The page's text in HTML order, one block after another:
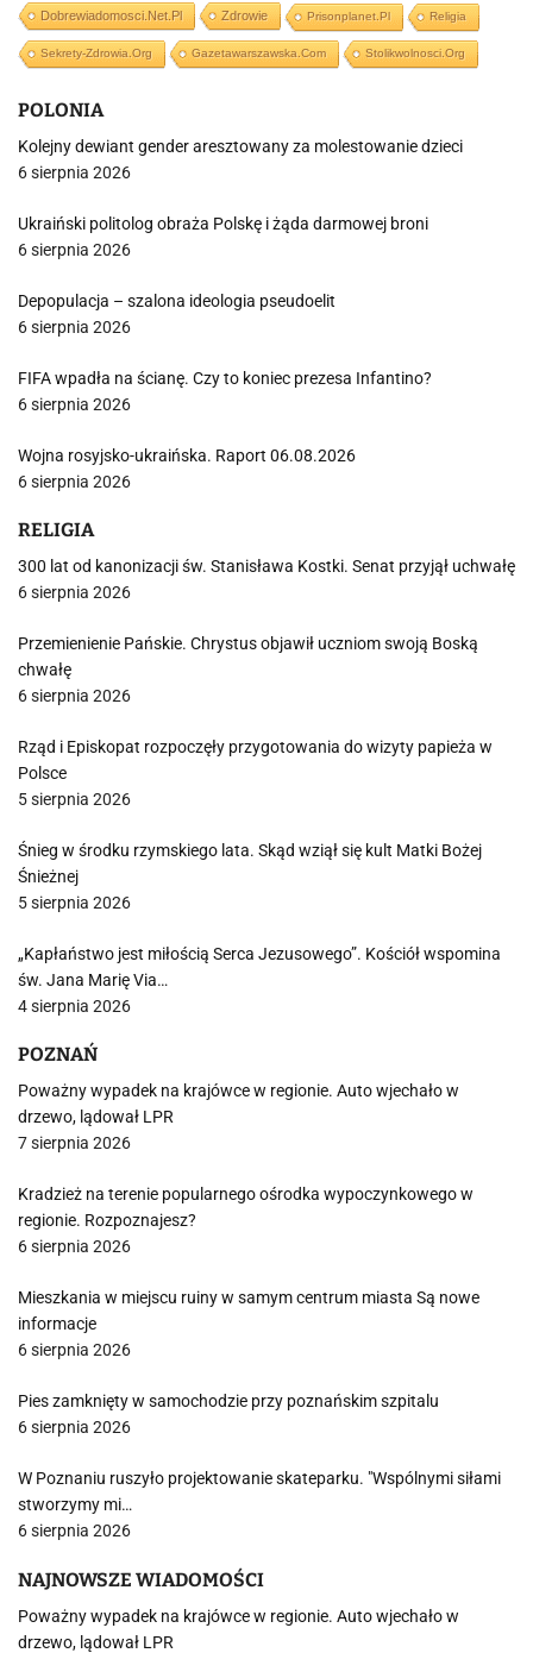
Dobrewiadomosci.net.pl Zdrowie Prisonplanet.pl Religia
Sekrety-Zdrowia.org Gazetawarszawska.com Stolikwolnosci.org
POLONIA
Kolejny dewiant gender aresztowany za molestowanie dzieci
6 sierpnia 2026
Ukraiński politolog obraża Polskę i żąda darmowej broni
6 sierpnia 2026
Depopulacja – szalona ideologia pseudoelit
6 sierpnia 2026
FIFA wpadła na ścianę. Czy to koniec prezesa Infantino?
6 sierpnia 2026
Wojna rosyjsko-ukraińska. Raport 06.08.2026
6 sierpnia 2026
RELIGIA
300 lat od kanonizacji św. Stanisława Kostki. Senat przyjął uchwałę
6 sierpnia 2026
Przemienienie Pańskie. Chrystus objawił uczniom swoją Boską
chwałę
6 sierpnia 2026
Rząd i Episkopat rozpoczęły przygotowania do wizyty papieża w
Polsce
5 sierpnia 2026
Śnieg w środku rzymskiego lata. Skąd wziął się kult Matki Bożej
Śnieżnej
5 sierpnia 2026
„Kapłaństwo jest miłością Serca Jezusowego”. Kościół wspomina
św. Jana Marię Via…
4 sierpnia 2026
POZNAŃ
Poważny wypadek na krajówce w regionie. Auto wjechało w
drzewo, lądował LPR
7 sierpnia 2026
Kradzież na terenie popularnego ośrodka wypoczynkowego w
regionie. Rozpoznajesz?
6 sierpnia 2026
Mieszkania w miejscu ruiny w samym centrum miasta Są nowe
informacje
6 sierpnia 2026
Pies zamknięty w samochodzie przy poznańskim szpitalu
6 sierpnia 2026
W Poznaniu ruszyło projektowanie skateparku. "Wspólnymi siłami
stworzymy mi…
6 sierpnia 2026
NAJNOWSZE WIADOMOŚCI
Poważny wypadek na krajówce w regionie. Auto wjechało w
drzewo, lądował LPR